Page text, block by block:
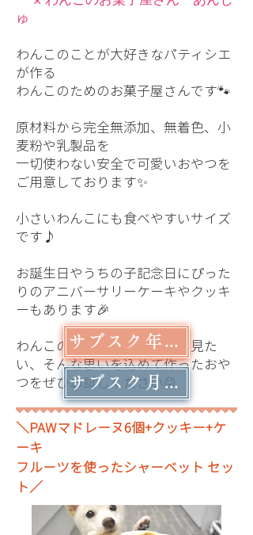
ゅ
わんこのことが大好きなパティシエ
が作る
わんこのためのお菓子屋さんです🐾
原材料から完全無添加、無着色、小
麦粉や乳製品を
一切使わない安全で可愛いおやつを
ご用意しております✨
小さいわんこにも食べやすいサイズ
です♪
お誕生日やうちの子記念日にぴった
りのアニバーサリーケーキやクッキ
ーもあります🎉
わんこのキラキラっな笑顔が見た
い、そんな思いを込めて作ったおや
つをぜひお試しください☺️
＼PAWマドレーヌ6個+クッキー+ケ
ーキ
フルーツを使ったシャーベット セッ
ト／
サブスク年額申込みフォーム
サブスク月額申込みフォーム